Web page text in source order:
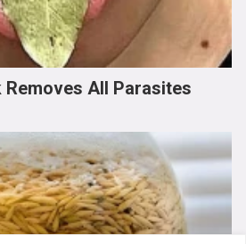
All Parasites